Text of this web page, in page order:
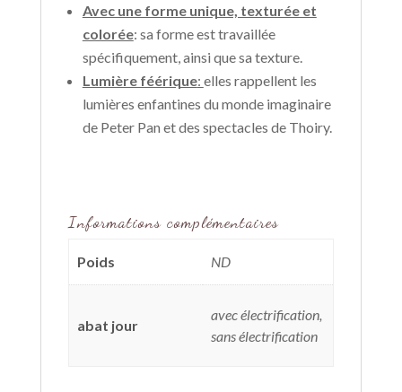
Avec une forme unique, texturée et
colorée: sa forme est travaillée
spécifiquement, ainsi que sa texture.
Lumière féérique: elles rappellent les
lumières enfantines du monde imaginaire
de Peter Pan et des spectacles de Thoiry.
Informations complémentaires
Poids ND
abat jour
avec électrification,
sans électrification